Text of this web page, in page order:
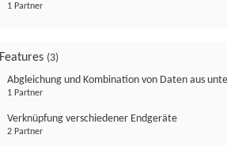
1 Partner
Features (3)
Abgleichung und Kombination von Daten aus
1 Partner
Verknüpfung verschiedener Endgeräte
2 Partner